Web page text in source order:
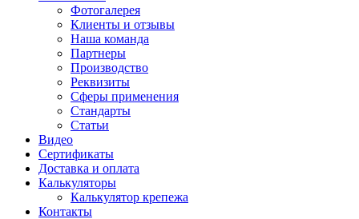
Фотогалерея
Клиенты и отзывы
Наша команда
Партнеры
Производство
Реквизиты
Сферы применения
Стандарты
Статьи
Видео
Сертификаты
Доставка и оплата
Калькуляторы
Калькулятор крепежа
Контакты